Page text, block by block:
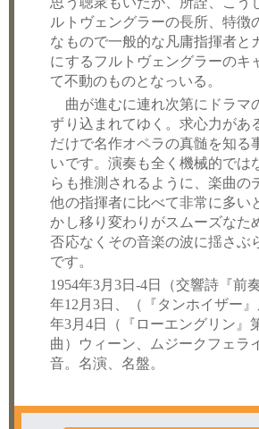
ルトヴェングラーの長所、特徴
なもので一般的な凡庸指揮者と
にするフルトヴェングラーのキ
て不動のものとなっいる。
曲が進むに連れ次第にドラマ
ずり込まれてゆく。求心力があ
だけで名作オペラの真髄を知る
いです。演奏も全く機械的では
らも推測されるように、楽曲の
他の指揮者に比べて非常に多い
かし移り変わりがスムーズなた
否応なくその音楽の波に揺さぶ
です。
1954年3月3日-4日（交響詩『前
年12月3日、（『タンホイザー
年3月4日（『ローエングリン』
曲）ウィーン、ムジークフェラ
音。名演、名盤。